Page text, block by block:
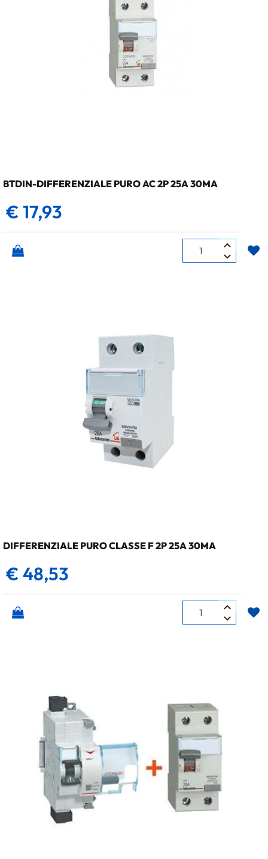
BTDIN-DIFFERENZIALE PURO AC 2P 25A 30MA
€ 17,93
Quantità
DIFFERENZIALE PURO CLASSE F 2P 25A 30MA
€ 48,53
Quantità